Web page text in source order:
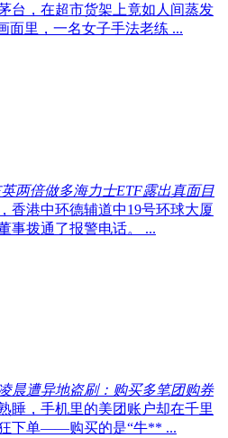
台，在超市货架上竟如人间蒸发
面里，一名女子手法老练 ...
两倍做多海力士ETF露出真面目
香港中环德辅道中19号环球大厦
事拨通了报警电话。 ...
晨遭异地盗刷：购买多笔团购券
睡，手机里的美团账户却在千里
下单——购买的是“牛** ...